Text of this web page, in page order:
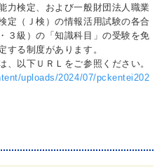
力検定、および一般財団法人職業
定（Ｊ検）の情報活用試験の各合
３級）の「知識科目」の受験を免
する制度があります。
以下ＵＲＬをご参照ください。
uploads/2024/07/pckentei202